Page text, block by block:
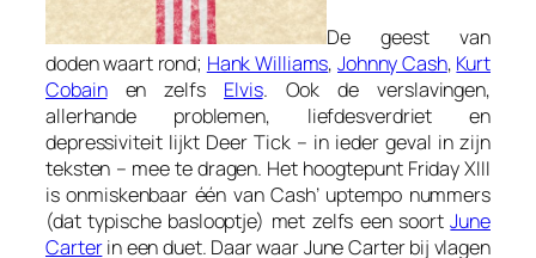
De geest van
doden waart rond; Hank Williams, Johnny Cash, Kurt
Cobainen zelfs Elvis. Ook de verslavingen,
allerhande problemen, liefdesverdriet en
depressiviteit lijkt Deer Tick – in ieder geval in zijn
teksten – mee te dragen. Het hoogtepunt Friday XIII
is onmiskenbaar één van Cash’ uptempo nummers
(dat typische baslooptje) met zelfs een soortJune
Carterin een duet. Daar waar June Carter bij vlagen